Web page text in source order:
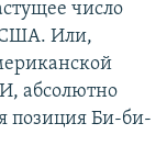
число
США. Или,
абсолютно
позиция Би-би-